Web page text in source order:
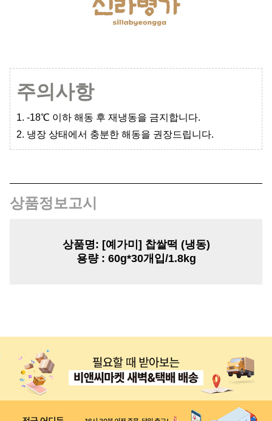
주의사항
1. -18℃ 이하 해동 후 재냉동을 금지합니다.
2. 냉장 상태에서 충분한 해동을 권장드립니다.
상품정보고시
상품명: [예가미] 찹쌀떡 (냉동)
용량: 60g*30개입/1.8kg